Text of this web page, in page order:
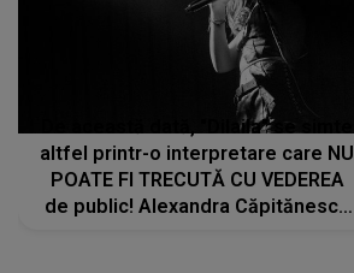
De această dată, "Dilaila" se simte
altfel printr-o interpretare care NU
POATE FI TRECUTĂ CU VEDEREA
de public! Alexandra Căpitănescu